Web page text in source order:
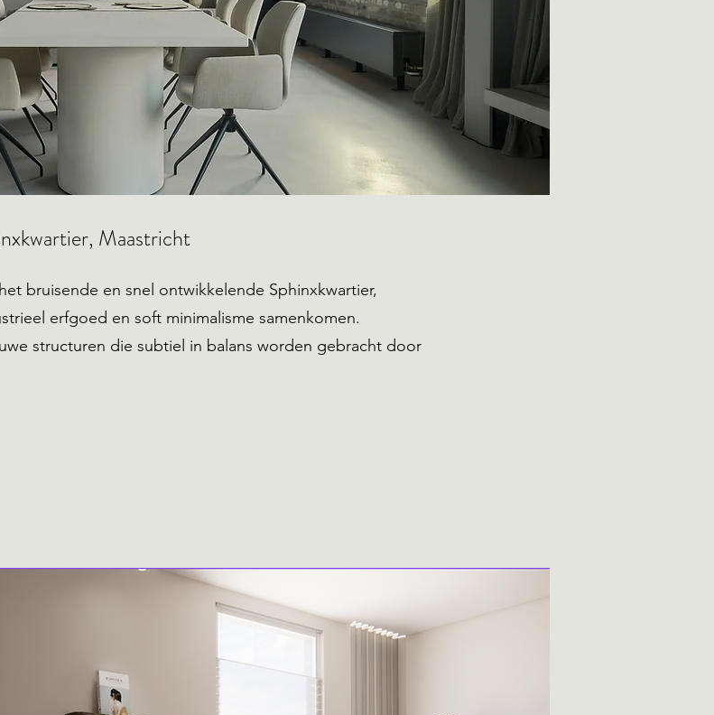
Maastricht
bruisende en snel ontwikkelende Sphinxkwartier,
erfgoed en soft minimalisme samenkomen.
structuren die subtiel in balans worden gebracht door